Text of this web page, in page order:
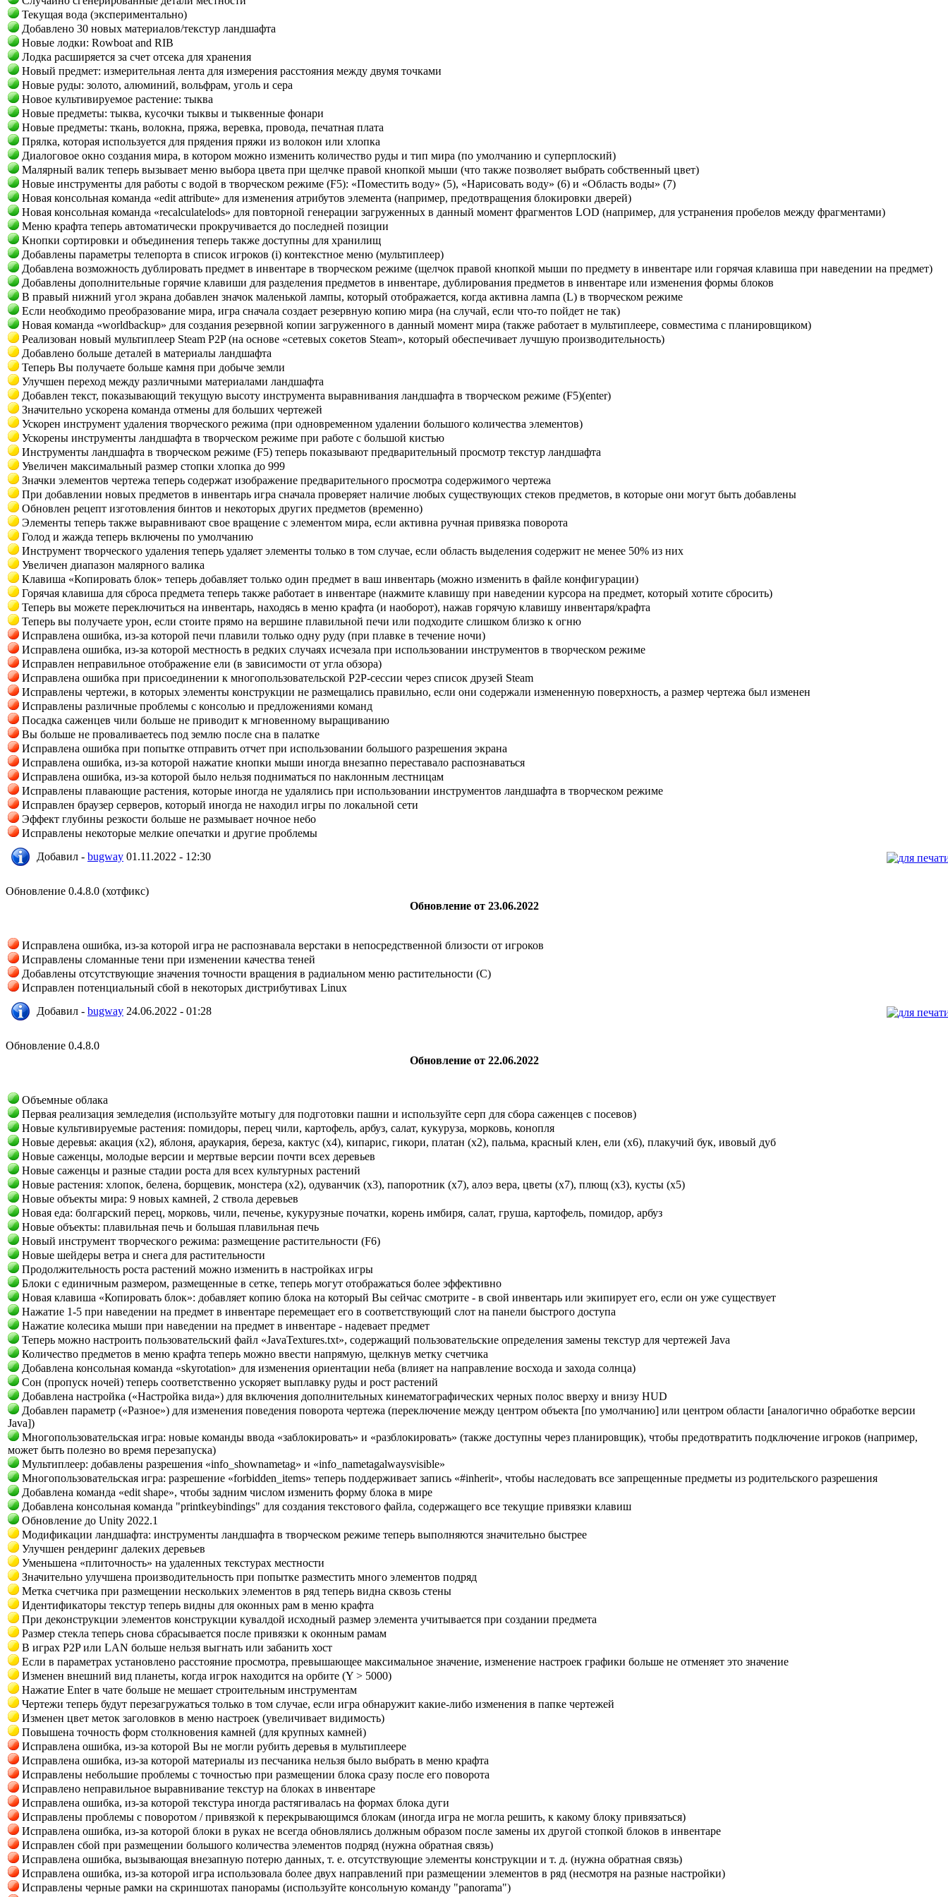
Текущая вода (экспериментально)
Добавлено 30 новых материалов/текстур ландшафта
Новые лодки: Rowboat and RIB
Лодка расширяется за счет отсека для хранения
Новый предмет: измерительная лента для измерения расстояния между двумя точками
Новые руды: золото, алюминий, вольфрам, уголь и сера
Новое культивируемое растение: тыква
Новые предметы: тыква, кусочки тыквы и тыквенные фонари
Новые предметы: ткань, волокна, пряжа, веревка, провода, печатная плата
Прялка, которая используется для прядения пряжи из волокон или хлопка
Диалоговое окно создания мира, в котором можно изменить количество руды и тип мира (по умолчанию и суперплоский)
Малярный валик теперь вызывает меню выбора цвета при щелчке правой кнопкой мыши (что также позволяет выбрать собственный цвет)
Новые инструменты для работы с водой в творческом режиме (F5): «Поместить воду» (5), «Нарисовать воду» (6) и «Область воды» (7)
Новая консольная команда «edit attribute» для изменения атрибутов элемента (например, предотвращения блокировки дверей)
Новая консольная команда «recalculatelods» для повторной генерации загруженных в данный момент фрагментов LOD (например, для устранения пробелов между фрагментами)
Меню крафта теперь автоматически прокручивается до последней позиции
Кнопки сортировки и объединения теперь также доступны для хранилищ
Добавлены параметры телепорта в список игроков (i) контекстное меню (мультиплеер)
Добавлена возможность дублировать предмет в инвентаре в творческом режиме (щелчок правой кнопкой мыши по предмету в инвентаре или горячая клавиша при наведении на предмет)
Добавлены дополнительные горячие клавиши для разделения предметов в инвентаре, дублирования предметов в инвентаре или изменения формы блоков
В правый нижний угол экрана добавлен значок маленькой лампы, который отображается, когда активна лампа (L) в творческом режиме
Если необходимо преобразование мира, игра сначала создает резервную копию мира (на случай, если что-то пойдет не так)
Новая команда «worldbackup» для создания резервной копии загруженного в данный момент мира (также работает в мультиплеере, совместима с планировщиком)
Реализован новый мультиплеер Steam P2P (на основе «сетевых сокетов Steam», который обеспечивает лучшую производительность)
Добавлено больше деталей в материалы ландшафта
Теперь Вы получаете больше камня при добыче земли
Улучшен переход между различными материалами ландшафта
Добавлен текст, показывающий текущую высоту инструмента выравнивания ландшафта в творческом режиме (F5)(enter)
Значительно ускорена команда отмены для больших чертежей
Ускорен инструмент удаления творческого режима (при одновременном удалении большого количества элементов)
Ускорены инструменты ландшафта в творческом режиме при работе с большой кистью
Инструменты ландшафта в творческом режиме (F5) теперь показывают предварительный просмотр текстур ландшафта
Увеличен максимальный размер стопки хлопка до 999
Значки элементов чертежа теперь содержат изображение предварительного просмотра содержимого чертежа
При добавлении новых предметов в инвентарь игра сначала проверяет наличие любых существующих стеков предметов, в которые они могут быть добавлены
Обновлен рецепт изготовления бинтов и некоторых других предметов (временно)
Элементы теперь также выравнивают свое вращение с элементом мира, если активна ручная привязка поворота
Голод и жажда теперь включены по умолчанию
Инструмент творческого удаления теперь удаляет элементы только в том случае, если область выделения содержит не менее 50% из них
Увеличен диапазон малярного валика
Клавиша «Копировать блок» теперь добавляет только один предмет в ваш инвентарь (можно изменить в файле конфигурации)
Горячая клавиша для сброса предмета теперь также работает в инвентаре (нажмите клавишу при наведении курсора на предмет, который хотите сбросить)
Теперь вы можете переключиться на инвентарь, находясь в меню крафта (и наоборот), нажав горячую клавишу инвентаря/крафта
Теперь вы получаете урон, если стоите прямо на вершине плавильной печи или подходите слишком близко к огню
Исправлена ошибка, из-за которой печи плавили только одну руду (при плавке в течение ночи)
Исправлена ошибка, из-за которой местность в редких случаях исчезала при использовании инструментов в творческом режиме
Исправлен неправильное отображение ели (в зависимости от угла обзора)
Исправлена ошибка при присоединении к многопользовательской P2P-сессии через список друзей Steam
Исправлены чертежи, в которых элементы конструкции не размещались правильно, если они содержали измененную поверхность, а размер чертежа был изменен
Исправлены различные проблемы с консолью и предложениями команд
Посадка саженцев чили больше не приводит к мгновенному выращиванию
Вы больше не проваливаетесь под землю после сна в палатке
Исправлена ошибка при попытке отправить отчет при использовании большого разрешения экрана
Исправлена ошибка, из-за которой нажатие кнопки мыши иногда внезапно переставало распознаваться
Исправлена ошибка, из-за которой было нельзя подниматься по наклонным лестницам
Исправлены плавающие растения, которые иногда не удалялись при использовании инструментов ландшафта в творческом режиме
Исправлен браузер серверов, который иногда не находил игры по локальной сети
Эффект глубины резкости больше не размывает ночное небо
Исправлены некоторые мелкие опечатки и другие проблемы
Добавил - bugway 01.11.2022 - 12:30
Обновление 0.4.8.0 (хотфикс)
Обновление от 23.06.2022
Исправлена ошибка, из-за которой игра не распознавала верстаки в непосредственной близости от игроков
Исправлены сломанные тени при изменении качества теней
Добавлены отсутствующие значения точности вращения в радиальном меню растительности (C)
Исправлен потенциальный сбой в некоторых дистрибутивах Linux
Добавил - bugway 24.06.2022 - 01:28
Обновление 0.4.8.0
Обновление от 22.06.2022
Объемные облака
Первая реализация земледелия (используйте мотыгу для подготовки пашни и используйте серп для сбора саженцев с посевов)
Новые культивируемые растения: помидоры, перец чили, картофель, арбуз, салат, кукуруза, морковь, конопля
Новые деревья: акация (x2), яблоня, араукария, береза, кактус (x4), кипарис, гикори, платан (x2), пальма, красный клен, ели (x6), плакучий бук, ивовый дуб
Новые саженцы, молодые версии и мертвые версии почти всех деревьев
Новые саженцы и разные стадии роста для всех культурных растений
Новые растения: хлопок, белена, борщевик, монстера (x2), одуванчик (x3), папоротник (x7), алоэ вера, цветы (x7), плющ (x3), кусты (x5)
Новые объекты мира: 9 новых камней, 2 ствола деревьев
Новая еда: болгарский перец, морковь, чили, печенье, кукурузные початки, корень имбиря, салат, груша, картофель, помидор, арбуз
Новые объекты: плавильная печь и большая плавильная печь
Новый инструмент творческого режима: размещение растительности (F6)
Новые шейдеры ветра и снега для растительности
Продолжительность роста растений можно изменить в настройках игры
Блоки с единичным размером, размещенные в сетке, теперь могут отображаться более эффективно
Новая клавиша «Копировать блок»: добавляет копию блока на который Вы сейчас смотрите - в свой инвентарь или экипирует его, если он уже существует
Нажатие 1-5 при наведении на предмет в инвентаре перемещает его в соответствующий слот на панели быстрого доступа
Нажатие колесика мыши при наведении на предмет в инвентаре - надевает предмет
Теперь можно настроить пользовательский файл «JavaTextures.txt», содержащий пользовательские определения замены текстур для чертежей Java
Количество предметов в меню крафта теперь можно ввести напрямую, щелкнув метку счетчика
Добавлена консольная команда «skyrotation» для изменения ориентации неба (влияет на направление восхода и захода солнца)
Сон (пропуск ночей) теперь соответственно ускоряет выплавку руды и рост растений
Добавлена настройка («Настройка вида») для включения дополнительных кинематографических черных полос вверху и внизу HUD
Добавлен параметр («Разное») для изменения поведения поворота чертежа (переключение между центром объекта [по умолчанию] или центром области [аналогично обработке версии
Java])
Многопользовательская игра: новые команды ввода «заблокировать» и «разблокировать» (также доступны через планировщик), чтобы предотвратить подключение игроков (например,
может быть полезно во время перезапуска)
Мультиплеер: добавлены разрешения «info_shownametag» и «info_nametagalwaysvisible»
Многопользовательская игра: разрешение «forbidden_items» теперь поддерживает запись «#inherit», чтобы наследовать все запрещенные предметы из родительского разрешения
Добавлена команда «edit shape», чтобы задним числом изменить форму блока в мире
Добавлена консольная команда "printkeybindings" для создания текстового файла, содержащего все текущие привязки клавиш
Обновление до Unity 2022.1
Модификации ландшафта: инструменты ландшафта в творческом режиме теперь выполняются значительно быстрее
Улучшен рендеринг далеких деревьев
Уменьшена «плиточность» на удаленных текстурах местности
Значительно улучшена производительность при попытке разместить много элементов подряд
Метка счетчика при размещении нескольких элементов в ряд теперь видна сквозь стены
Идентификаторы текстур теперь видны для оконных рам в меню крафта
При деконструкции элементов конструкции кувалдой исходный размер элемента учитывается при создании предмета
Размер стекла теперь снова сбрасывается после привязки к оконным рамам
В играх P2P или LAN больше нельзя выгнать или забанить хост
Если в параметрах установлено расстояние просмотра, превышающее максимальное значение, изменение настроек графики больше не отменяет это значение
Изменен внешний вид планеты, когда игрок находится на орбите (Y > 5000)
Нажатие Enter в чате больше не мешает строительным инструментам
Чертежи теперь будут перезагружаться только в том случае, если игра обнаружит какие-либо изменения в папке чертежей
Изменен цвет меток заголовков в меню настроек (увеличивает видимость)
Повышена точность форм столкновения камней (для крупных камней)
Исправлена ошибка, из-за которой Вы не могли рубить деревья в мультиплеере
Исправлена ошибка, из-за которой материалы из песчаника нельзя было выбрать в меню крафта
Исправлены небольшие проблемы с точностью при размещении блока сразу после его поворота
Исправлено неправильное выравнивание текстур на блоках в инвентаре
Исправлена ​​ошибка, из-за которой текстура иногда растягивалась на формах блока дуги
Исправлены проблемы с поворотом / привязкой к перекрывающимся блокам (иногда игра не могла решить, к какому блоку привязаться)
Исправлена ошибка, из-за которой блоки в руках не всегда обновлялись должным образом после замены их другой стопкой блоков в инвентаре
Исправлен сбой при размещении большого количества элементов подряд (нужна обратная связь)
Исправлена ошибка, вызывающая внезапную потерю данных, т. е. отсутствующие элементы конструкции и т. д. (нужна обратная связь)
Исправлена ошибка, из-за которой игра использовала более двух направлений при размещении элементов в ряд (несмотря на разные настройки)
Исправлены черные рамки на скриншотах панорамы (используйте консольную команду "panorama")